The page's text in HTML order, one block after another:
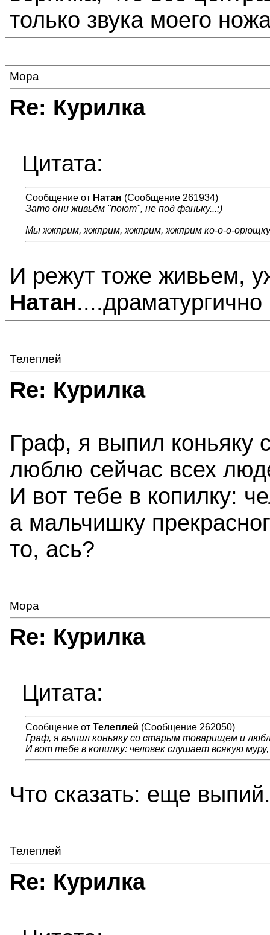
только звука моего
Мора
Re: Курилка
Цитата:
Сообщение от Натан (Сообщение 261934)
Зато они живьём "поют", не под фаньку...:)
Мы жжярим, жжярим, жжярим, жжярим ко-о-о-
И режут тоже живьем,
Натан
Телеплей
Re: Курилка
Граф, я выпил коньяку
люблю сейчас всех
И вот тебе в копилку:
а мальчишку
то, ась?
Мора
Re: Курилка
Цитата:
Сообщение от Телеплей (Сообщение 262050)
Граф, я выпил коньяку со старым товарищем и
И вот тебе в копилку: человек слушает всякую
Что сказать: еще
Телеплей
Re: Курилка